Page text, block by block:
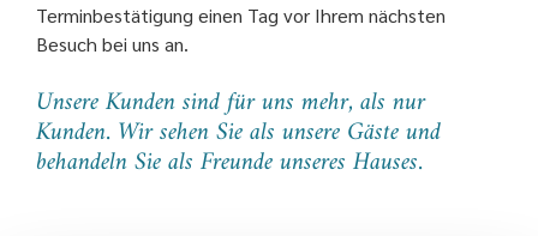
Terminbestätigung einen Tag vor Ihrem nächsten
Besuch bei uns an.
Unsere Kunden sind für uns mehr, als nur
Kunden. Wir sehen Sie als unsere Gäste und
behandeln Sie als Freunde unseres Hauses.